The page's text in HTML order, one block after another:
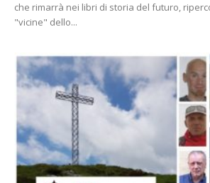
che rimarrà nei libri di storia del futuro,
"vicine" dello...